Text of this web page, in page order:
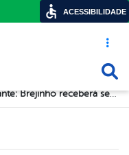
Acesso
Detran Itinerante: Brejinho receberá serviços de atendimento a partir desta quarta-feira (26)
ACESSIBILIDADE